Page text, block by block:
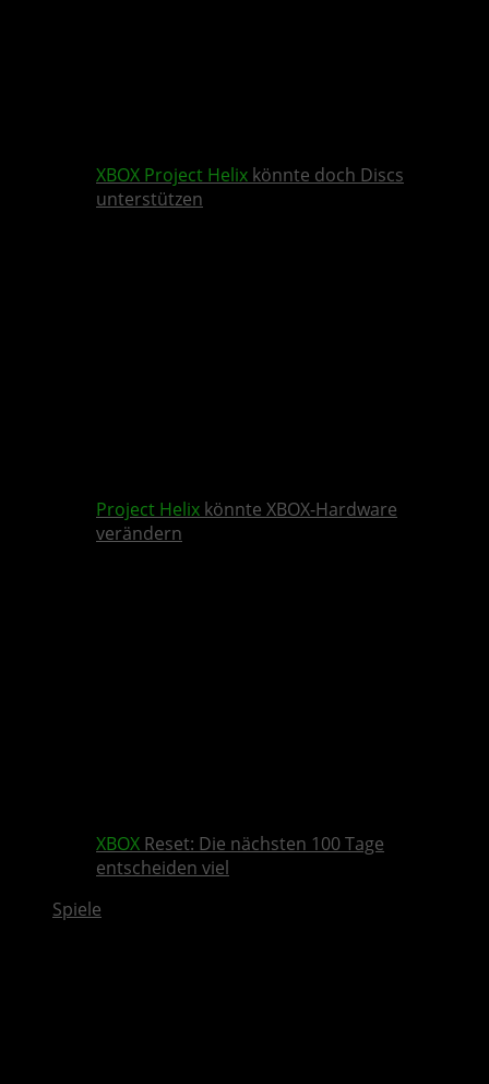
XBOX Project Helix könnte doch Discs
unterstützen
Project Helix könnte XBOX-Hardware
verändern
XBOX Reset: Die nächsten 100 Tage
entscheiden viel
Spiele